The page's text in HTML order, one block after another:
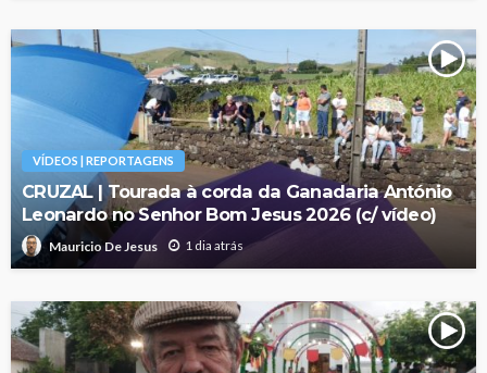
VÍDEOS | REPORTAGENS
CRUZAL | Tourada à corda da Ganadaria António
Leonardo no Senhor Bom Jesus 2026 (c/ vídeo)
Mauricio De Jesus 1 dia atrás